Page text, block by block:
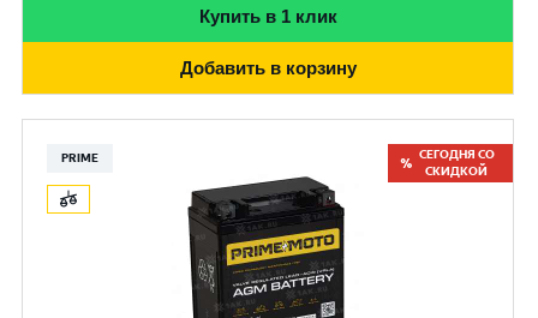
Купить в 1 клик
Добавить в корзину
PRIME
СЕГОДНЯ СО
СКИДКОЙ